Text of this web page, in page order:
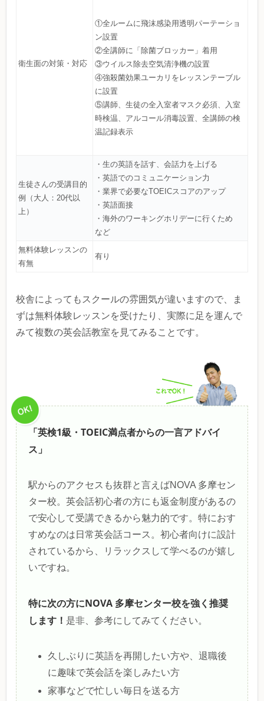
衛生面の対策・対応
①全ルームに飛沫感染用透明パーテーショ
ン設置
②全講師に「除菌ブロッカー」着用
③ウイルス除去空気清浄機の設置
④強殺菌効果ユーカリをレッスンテーブル
に設置
⑤講師、生徒の全入室者マスク必須、入室
時検温、アルコール消毒設置、全講師の検
温記録表示
生徒さんの受講目的
例（大人：20代以
上）
・生の英語を話す、会話力を上げる
・英語でのコミュニケーション力
・業界で必要なTOEICスコアのアップ
・英語面接
・海外のワーキングホリデーに行くため
など
無料体験レッスンの
有無
有り
校舎によってもスクールの雰囲気が違いますので、ま
ずは無料体験レッスンを受けたり、実際に足を運んで
みて複数の英会話教室を見てみることです。
「英検1級・TOEIC満点者からの一言アドバイ
ス」
駅からのアクセスも抜群と言えばNOVA 多摩セン
ター校。英会話初心者の方にも返金制度があるの
で安心して受講できるから魅力的です。特におす
すめなのは日常英会話コース。初心者向けに設計
されているから、リラックスして学べるのが嬉し
いですね。
特に次の方にNOVA 多摩センター校を強く推奨
します！ 是非、参考にしてみてください。
久しぶりに英語を再開したい方や、退職後
に趣味で英会話を楽しみたい方
家事などで忙しい毎日を送る方